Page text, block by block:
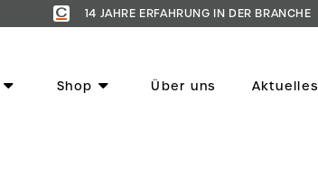
14 JAHRE ERFAHRUNG IN DER BRANCHE
Shop Über uns Aktuelles